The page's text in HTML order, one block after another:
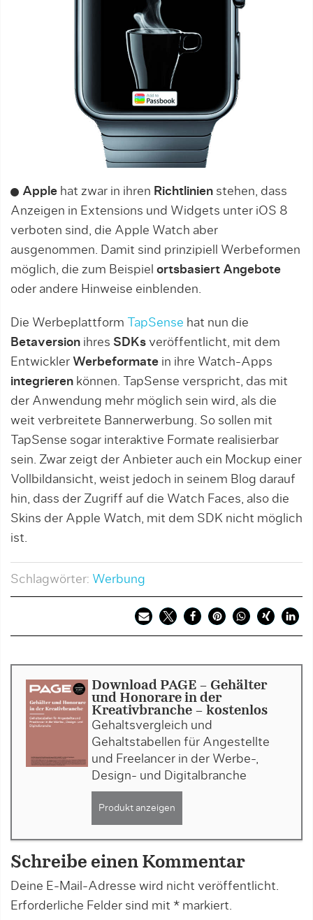
Apple hat zwar in ihren Richtlinien stehen, dass
Anzeigen in Extensions und Widgets unter iOS 8
verboten sind, die Apple Watch aber
ausgenommen. Damit sind prinzipiell Werbeformen
möglich, die zum Beispiel ortsbasiert Angebote
oder andere Hinweise einblenden.
Die Werbeplattform TapSense hat nun die
Betaversion ihres SDKs veröffentlicht, mit dem
Entwickler Werbeformate in ihre Watch-Apps
integrieren können. TapSense verspricht, das mit
der Anwendung mehr möglich sein wird, als die
weit verbreitete Bannerwerbung. So sollen mit
TapSense sogar interaktive Formate realisierbar
sein. Zwar zeigt der Anbieter auch ein Mockup einer
Vollbildansicht, weist jedoch in seinem Blog darauf
hin, dass der Zugriff auf die Watch Faces, also die
Skins der Apple Watch, mit dem SDK nicht möglich
ist.
Schlagwörter: Werbung
Download PAGE - Gehälter
und Honorare in der
Kreativbranche - kostenlos
Gehaltsvergleich und
Gehaltstabellen für Angestellte
und Freelancer in der Werbe-,
Design- und Digitalbranche
Produkt anzeigen
Schreibe einen Kommentar
Deine E-Mail-Adresse wird nicht veröffentlicht.
Erforderliche Felder sind mit * markiert.